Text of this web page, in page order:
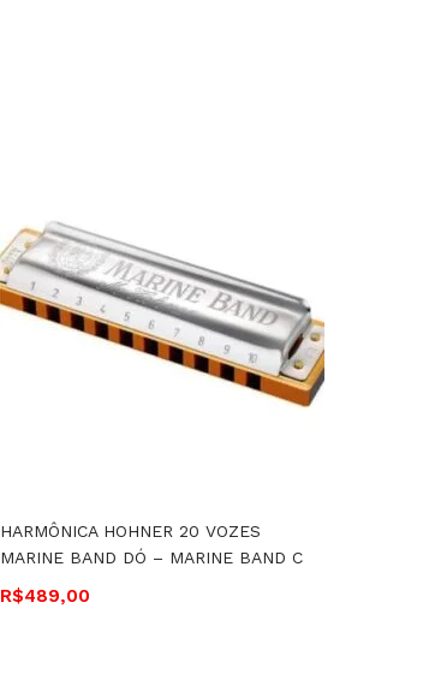
HARMÔNICA HOHNER 20 VOZES
MARINE BAND DÓ – MARINE BAND C
R$489,00